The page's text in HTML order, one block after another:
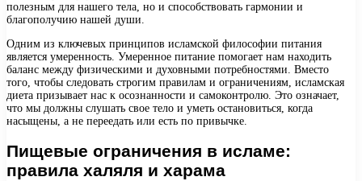
полезным для нашего тела, но и способствовать гармонии и
благополучию нашей души.
Одним из ключевых принципов исламской философии питания
является умеренность. Умеренное питание помогает нам находить
баланс между физическими и духовными потребностями. Вместо
того, чтобы следовать строгим правилам и ограничениям, исламская
диета призывает нас к осознанности и самоконтролю. Это означает,
что мы должны слушать свое тело и уметь остановиться, когда
насыщены, а не переедать или есть по привычке.
Пищевые ограничения в исламе:
правила халяля и харама